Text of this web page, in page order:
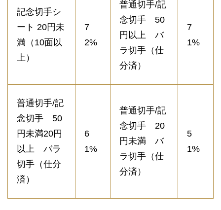
記念切手シ
ート 20円未
満（10面以
上）
7
2%
普通切手/記
念切手 50
円以上 バ
ラ切手（仕
分済）
7
1%
普通切手/記
念切手 50
円未満20円
以上 バラ
切手（仕分
済）
6
1%
普通切手/記
念切手 20
円未満 バ
ラ切手（仕
分済）
5
1%